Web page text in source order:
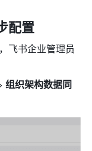
配置
飞书企业管理员
组织架构数据同